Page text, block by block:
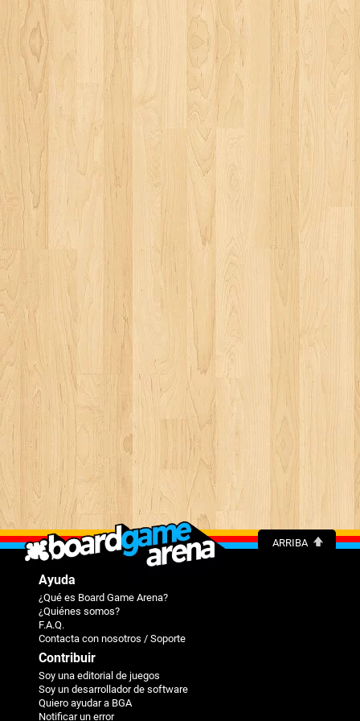
ARRIBA
Ayuda
¿Qué es Board Game Arena?
¿Quiénes somos?
F.A.Q.
Contacta con nosotros / Soporte
Contribuir
Soy una editorial de juegos
Soy un desarrollador de software
Quiero ayudar a BGA
Notificar un error